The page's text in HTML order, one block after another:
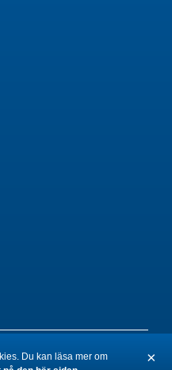
Norrköping FK
Du kan läsa mer om
×